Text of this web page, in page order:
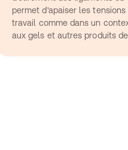
permet d'apaiser les
travail comme dans un
aux gels et autres produits de